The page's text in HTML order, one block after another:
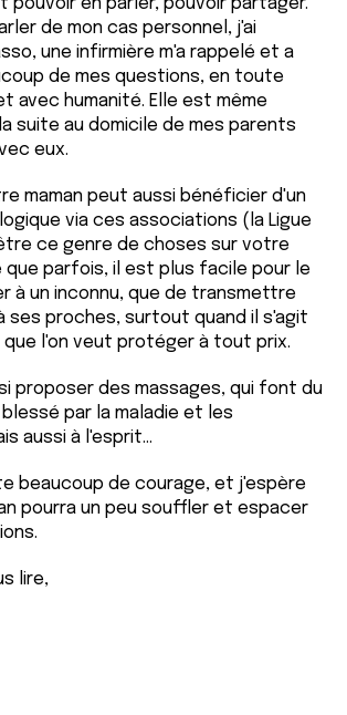
pouvoir en parler, pouvoir partager.
de mon cas personnel, j'ai
une infirmière m'a rappelé et a
de mes questions, en toute
avec humanité. Elle est même
suite au domicile de mes parents
eux.
maman peut aussi bénéficier d'un
via ces associations (la Ligue
ce genre de choses sur votre
que parfois, il est plus facile pour le
à un inconnu, que de transmettre
ses proches, surtout quand il s'agit
l'on veut protéger à tout prix.
proposer des massages, qui font du
par la maladie et les
aussi à l'esprit...
beaucoup de courage, et j'espère
pourra un peu souffler et espacer
lire,